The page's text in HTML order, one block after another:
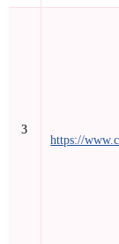
3
https://